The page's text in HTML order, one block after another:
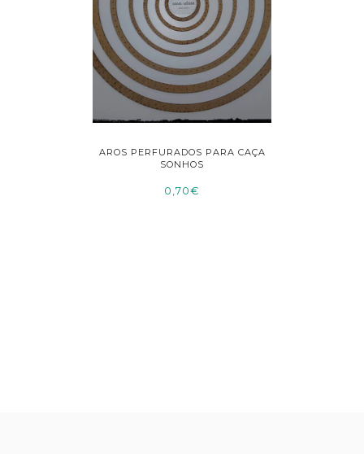
AROS PERFURADOS PARA CAÇA
SONHOS
0,70€